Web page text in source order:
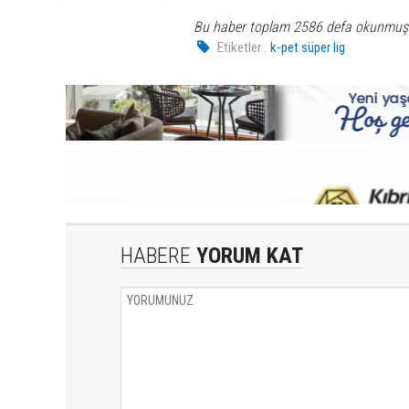
Bu haber toplam 2586 defa
Etiketler : k-pet süper lig
HABERE YORUM KAT